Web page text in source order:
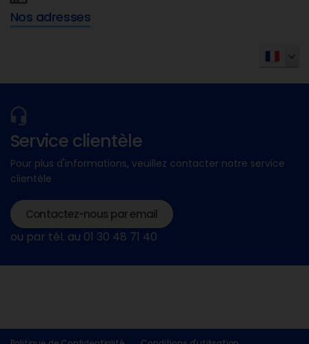
Nos adresses
Service clientèle
Pour plus d'informations, veuillez contacter notre service
clientèle
Contactez-nous par email
ou par tél. au 01 30 48 71 40